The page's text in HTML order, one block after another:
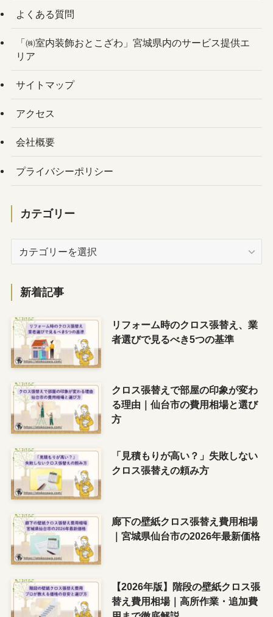
よくある質問
「㈱室内装飾おとこざわ」宮城県内のサービス提供エ
リア
サイトマップ
アクセス
会社概要
プライバシーポリシー
カテゴリー
新着記事
リフォーム時のクロス張替え、業
者選びで見るべき5つの基準
クロス張替えで部屋の印象が変わ
る理由｜仙台市の費用相場と選び
方
「見積もりが高い？」失敗しない
クロス張替えの頼み方
廊下の壁紙クロス張替え費用相場
｜宮城県仙台市の2026年最新価格
【2026年版】階段の壁紙クロス張
替え費用相場｜高所作業・追加費